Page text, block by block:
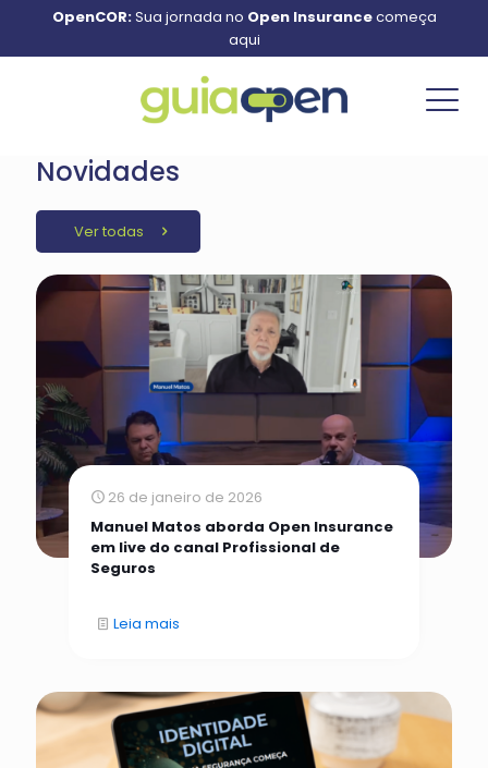
OpenCOR:Sua jornada no Open Insurancecomeça
aqui
Novidades
Ver todas
26 de janeiro de 2026
Manuel Matos aborda Open Insurance
em live do canal Profissional de
Seguros
Leia mais